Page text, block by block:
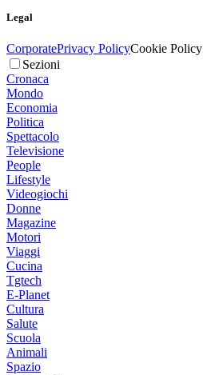
Legal
CorporatePrivacy PolicyCookie Policy
Sezioni
Cronaca
Mondo
Economia
Politica
Spettacolo
Televisione
People
Lifestyle
Videogiochi
Donne
Magazine
Motori
Viaggi
Cucina
Tgtech
E-Planet
Cultura
Salute
Scuola
Animali
Spazio